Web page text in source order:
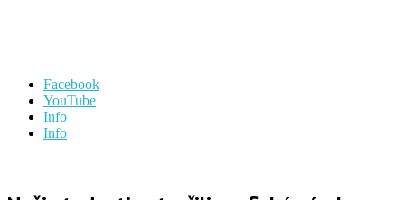
Facebook
YouTube
Info
Info